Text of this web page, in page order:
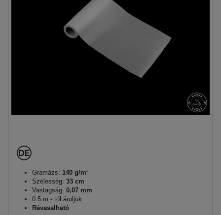
Gramázs: 140 g/m²
Szélesség: 33 cm
Vastagság: 0,07 mm
0.5 m - tól áruljuk.
Rávasalható